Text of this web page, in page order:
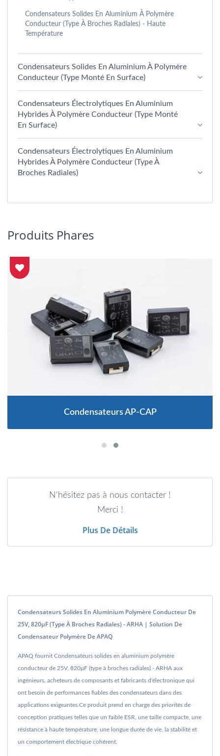
Condensateurs Solides En Aluminium À Polymère
Conducteur (type À Broches Radiales) - Haute
Température
Condensateurs Solides En Aluminium À Polymère
Conducteur (type Monté En Surface)
Condensateurs Électrolytiques En Aluminium
Hybrides À Polymère Conducteur (type Monté
En Surface)
Condensateurs Électrolytiques En Aluminium
Hybrides À Polymère Conducteur (type À
Broches Radiales)
Produits Phares
Condensateurs AP-CAP
N'hésitez pas à nous contacter !
Merci !
Plus De Détails
Condensateurs Solides En Aluminium Polymère Conducteur De
25V, 820μF (type À Broches Radiales) - ARHA | Solution De
Condensateur Polymère De APAQ
APAQ fournit Condensateurs solides en aluminium polymère
conducteur de 25V, 820μF (type à broches radiales) - ARHA aux
ingénieurs, acheteurs de composants et fabricants d'électronique qui
ont besoin de performances fiables des condensateurs dans des
applications exigeantes.Ce produit prend en charge des priorités de
conception pratiques telles que un faible ESR, une taille compacte, une
résistance à haute température, une longue durée de vie, la stabilité et
un comportement électrique cohérent.